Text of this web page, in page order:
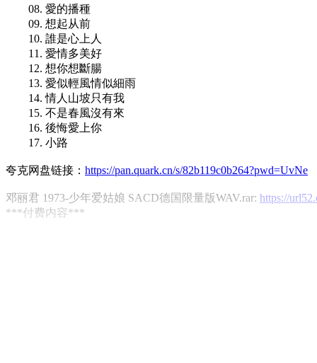
08. 愛的播種
09. 想起从前
10. 誰是心上人
11. 愛情多美好
12. 想你想斷腸
13. 愛似輕風情似細雨
14. 情人山坡只有我
15. 不是春風沒有來
16. 後悔愛上你
17. 小路
夸克网盘链接： https://pan.quark.cn/s/82b119c0b264?pwd=UvNe
邓丽君 1973-少年爱姑娘 SACD德国限量版WAV.rar: https://
***付费内容***